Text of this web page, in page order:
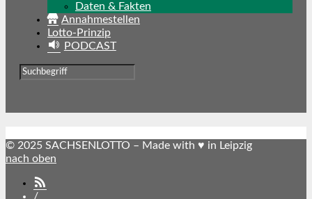
Daten & Fakten
Annahmestellen
Lotto-Prinzip
PODCAST
© 2025 SACHSENLOTTO – Made with ♥ in Leipzig
nach oben
/